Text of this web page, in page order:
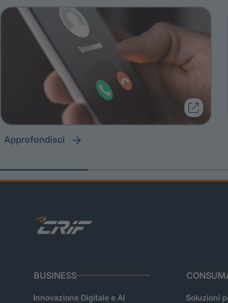
approfondisci
BUSINESS
Innovazione Digitale e AI
Soluzioni